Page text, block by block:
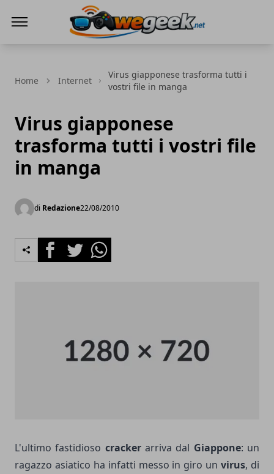
Home Internet
Virus giapponese trasforma tutti i
vostri file in manga
Virus giapponese
trasforma tutti i vostri file
in manga
di Redazione22/08/2010
FacebookTwitterWhatsapp
L'ultimo fastidioso crackerarriva dal Giappone: un
ragazzo asiatico ha infatti messo in giro unvirus, di